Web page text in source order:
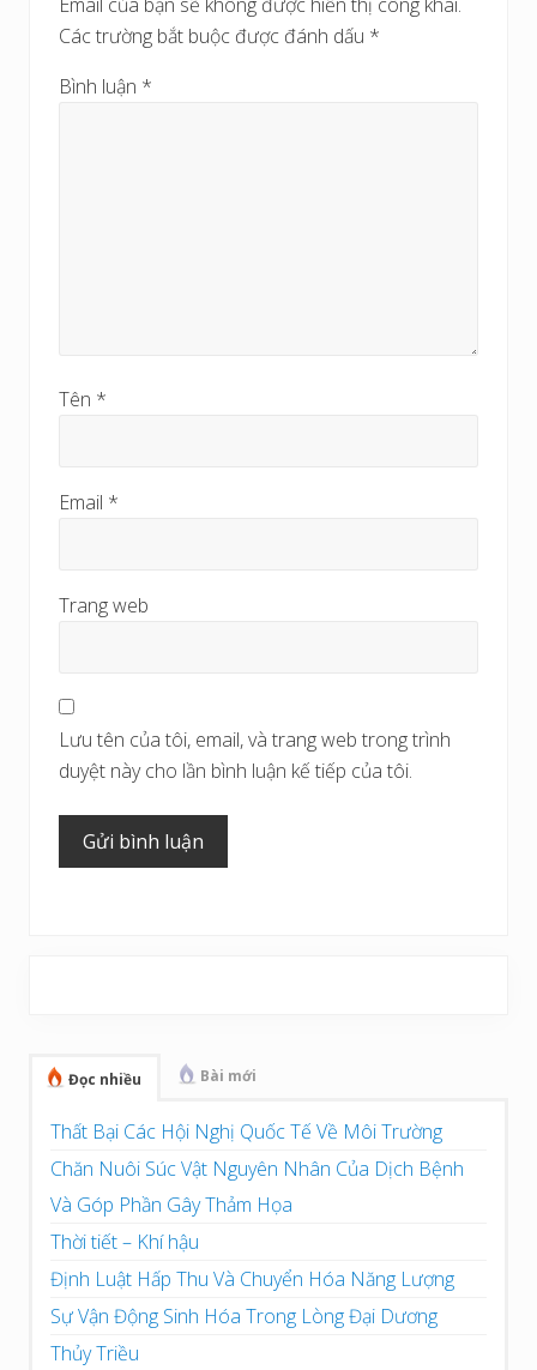
Các trường bắt buộc được đánh dấu *
Bình luận *
Tên *
Email *
Trang web
Lưu tên của tôi, email, và trang web trong trình
duyệt này cho lần bình luận kế tiếp của tôi.
Đọc nhiều Bài mới
Thất Bại Các Hội Nghị Quốc Tế Về Môi Trường
Chăn Nuôi Súc Vật Nguyên Nhân Của Dịch Bệnh
Và Góp Phần Gây Thảm Họa
Thời tiết – Khí hậu
Định Luật Hấp Thu Và Chuyển Hóa Năng Lượng
Sự Vận Động Sinh Hóa Trong Lòng Đại Dương
Thủy Triều